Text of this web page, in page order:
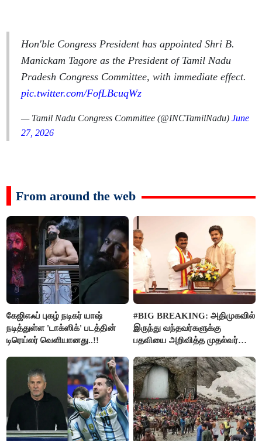
Hon'ble Congress President has appointed Shri B.
Manickam Tagore as the President of Tamil Nadu
Pradesh Congress Committee, with immediate effect.
pic.twitter.com/FofLBcuqWz
— Tamil Nadu Congress Committee (@INCTamilNadu)June
27, 2026
From around the web
கேஜிஎஃப் புகழ் நடிகர் யாஷ்
நடித்துள்ள 'டாக்‌ஸிக்' படத்தின்
டிரெய்லர் வெளியானது..!!
#BIG BREAKING: அதிமுகவில்
இருந்து வந்தவர்களுக்கு
பதவியை அறிவித்த முதல்வர்